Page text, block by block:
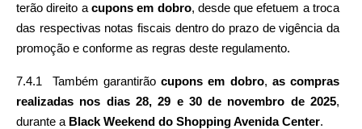
terão direito a cupons em dobro, desde que efetuem a troca
das respectivas notas fiscais dentro do prazo de vigência da
promoção e conforme as regras deste regulamento.
7.4.1  Também garantirão cupons em dobro, as compras
realizadas nos dias 28, 29 e 30 de novembro de 2025,
durante a Black Weekend do Shopping Avenida Center.